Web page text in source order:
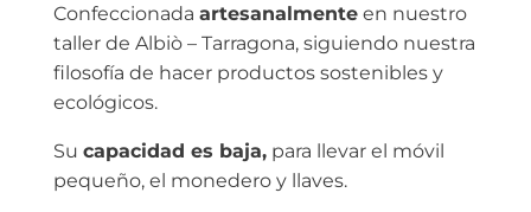
Confeccionada artesanalmenteen nuestro
taller de Albiò – Tarragona, siguiendo nuestra
filosofía de hacer productos sostenibles y
ecológicos.
Su capacidad es baja,para llevar el móvil
pequeño, el monedero y llaves.